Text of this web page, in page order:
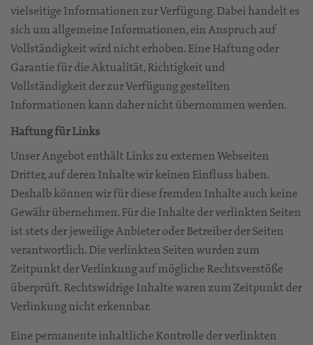
vielseitige Informationen zur Verfügung. Dabei handelt es
sich um allgemeine Informationen, ein Anspruch auf
Vollständigkeit wird nicht erhoben. Eine Haftung oder
Garantie für die Aktualität, Richtigkeit und
Vollständigkeit der zur Verfügung gestellten
Informationen kann daher nicht übernommen werden.
Haftung für Links
Unser Angebot enthält Links zu externen Webseiten
Dritter, auf deren Inhalte wir keinen Einfluss haben.
Deshalb können wir für diese fremden Inhalte auch keine
Gewähr übernehmen. Für die Inhalte der verlinkten Seiten
ist stets der jeweilige Anbieter oder Betreiber der Seiten
verantwortlich. Die verlinkten Seiten wurden zum
Zeitpunkt der Verlinkung auf mögliche Rechtsverstöße
überprüft. Rechtswidrige Inhalte waren zum Zeitpunkt der
Verlinkung nicht erkennbar.
Eine permanente inhaltliche Kontrolle der verlinkten